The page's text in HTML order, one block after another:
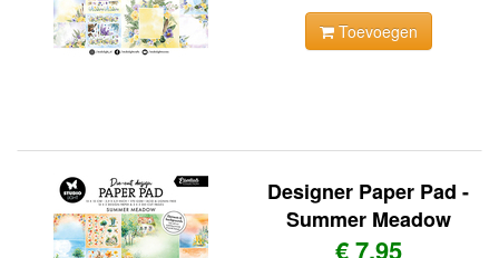
Toevoegen
Designer Paper Pad -
Summer Meadow
€ 7,95